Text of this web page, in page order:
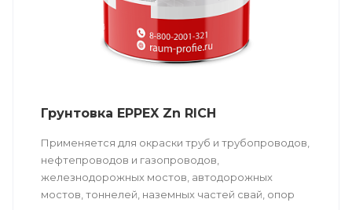
Грунтовка EPPEX Zn RICH
Применяется для окраски труб и трубопроводов,
нефтепроводов и газопроводов,
железнодорожных мостов, автодорожных
мостов, тоннелей, наземных частей свай, опор